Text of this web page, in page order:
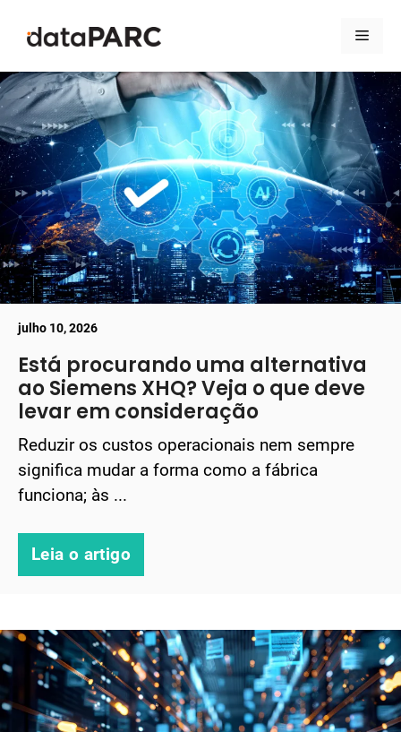
julho 10, 2026
Está procurando uma alternativa
ao Siemens XHQ? Veja o que deve
levar em consideração
Reduzir os custos operacionais nem sempre
significa mudar a forma como a fábrica
funciona; às ...
Leia o artigo